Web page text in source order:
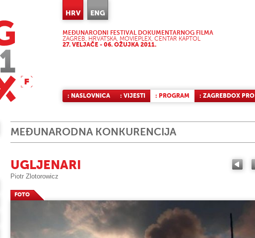
HRV ENG
MEĐUNARODNI FESTIVAL DOKUMENTARNOG FILMA
ZAGREB, HRVATSKA, MOVIEPLEX, CENTAR KAPTOL
27. VELJAČE - 06. OŽUJKA 2011.
: NASLOVNICA : VIJESTI : PROGRAM : ZAGREBDOX PRO
MEĐUNARODNA KONKURENCIJA
UGLJENARI
Piotr Zlotorowicz
FOTO